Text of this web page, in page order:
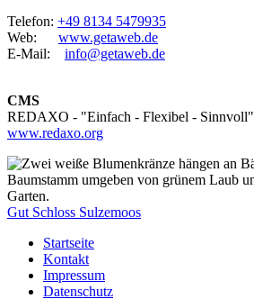
Telefon: +49 8134 5479935
Web: www.getaweb.de
E-Mail: info@getaweb.de
CMS
REDAXO - "Einfach - Flexibel - Sinnvoll"
www.redaxo.org
Gut Schloss Sulzemoos
Startseite
Kontakt
Impressum
Datenschutz